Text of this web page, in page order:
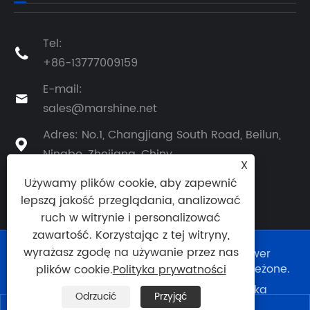

Tel:
+86-13777009159

E-mail:
sales@marshine.net

Adres: No.1, Changjiang South Road, Beilun,
Ningbo, Zhejiang, Chiny
Copyright © 2025 Ningbo Marshine Power
Technology Co., Ltd. Wszelkie prawa zastrzeżone.
| Sitemap | RSS | XML
Polityka
prywatności |
X
Używamy plików cookie, aby zapewnić
lepszą jakość przeglądania, analizować
ruch w witrynie i personalizować
zawartość. Korzystając z tej witryny,
wyrażasz zgodę na używanie przez nas
plików cookie.Polityka prywatności
Odrzucić Przyjąć